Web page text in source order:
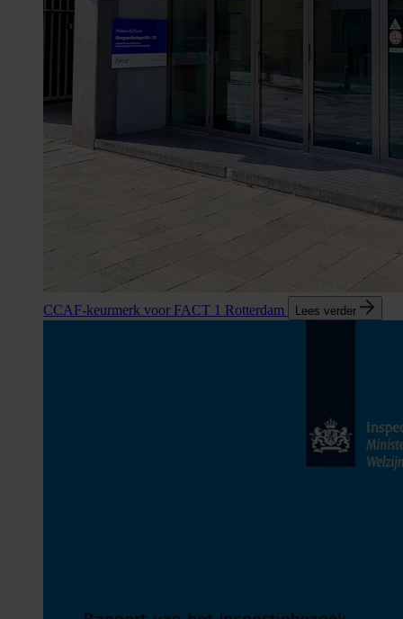
CCAF-keurmerk voor FACT 1 Rotterdam Lees verder